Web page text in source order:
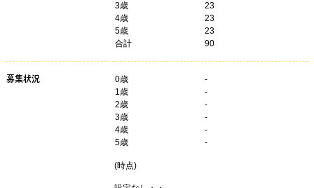
3歳
23
4歳
23
5歳
23
合計
90
募集状況 0歳
-
1歳
-
2歳
-
3歳
-
4歳
-
5歳 -
(時点)